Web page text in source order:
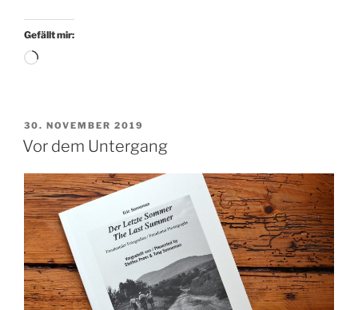
abgebrannt“
Gefällt mir:
Wird
VERÖFFENTLICHT
AM
30. NOVEMBER 2019
Vor dem Untergang